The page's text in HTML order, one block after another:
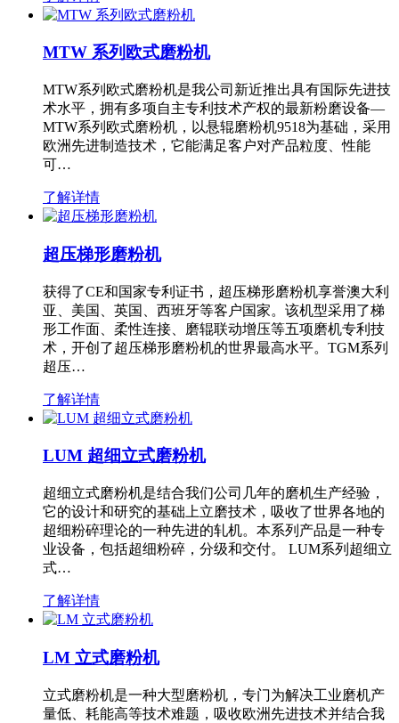
MTW 系列欧式磨粉机
MTW系列欧式磨粉机是我公司新近推出具有国际先进技
术水平，拥有多项自主专利技术产权的最新粉磨设备—
MTW系列欧式磨粉机，以悬辊磨粉机9518为基础，采用
欧洲先进制造技术，它能满足客户对产品粒度、性能
可…
了解详情
超压梯形磨粉机
获得了CE和国家专利证书，超压梯形磨粉机享誉澳大利
亚、美国、英国、西班牙等客户国家。该机型采用了梯
形工作面、柔性连接、磨辊联动增压等五项磨机专利技
术，开创了超压梯形磨粉机的世界最高水平。TGM系列
超压…
了解详情
LUM 超细立式磨粉机
超细立式磨粉机是结合我们公司几年的磨机生产经验，
它的设计和研究的基础上立磨技术，吸收了世界各地的
超细粉碎理论的一种先进的轧机。本系列产品是一种专
业设备，包括超细粉碎，分级和交付。 LUM系列超细立
式…
了解详情
LM 立式磨粉机
立式磨粉机是一种大型磨粉机，专门为解决工业磨机产
量低、耗能高等技术难题，吸收欧洲先进技术并结合我